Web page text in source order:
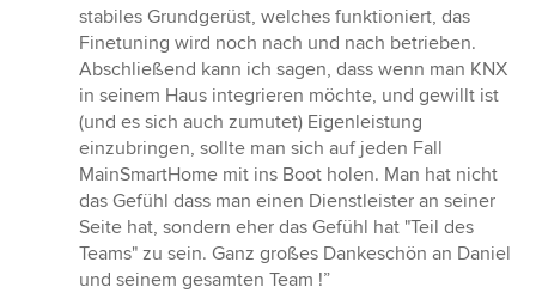
stabiles Grundgerüst, welches funktioniert, das
Finetuning wird noch nach und nach betrieben.
Abschließend kann ich sagen, dass wenn man KNX
in seinem Haus integrieren möchte, und gewillt ist
(und es sich auch zumutet) Eigenleistung
einzubringen, sollte man sich auf jeden Fall
MainSmartHome mit ins Boot holen. Man hat nicht
das Gefühl dass man einen Dienstleister an seiner
Seite hat, sondern eher das Gefühl hat "Teil des
Teams" zu sein. Ganz großes Dankeschön an Daniel
und seinem gesamten Team !”